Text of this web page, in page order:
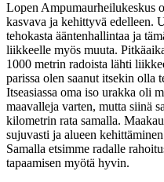
Lopen Ampumaurheilukeskus
kasvava ja kehittyvä edelleen.
tehokasta ääntenhallintaa ja
liikkeelle myös muuta.
1000 metrin radoista lähti
parissa olen saanut itsekin olla
Itseasiassa oma iso urakka oli
maavalleja varten, mutta siinä
kilometrin rata samalla.
sujuvasti ja alueen
Samalla etsimme radalle
tapaamisen myötä hyvin.